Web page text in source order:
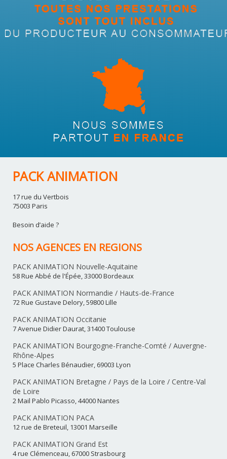
PACK ANIMATION
17 rue du Vertbois
75003 Paris
Besoin d’aide ?
NOS AGENCES EN REGIONS
PACK ANIMATION Nouvelle-Aquitaine
58 Rue Abbé de l'Épée, 33000 Bordeaux
PACK ANIMATION Normandie / Hauts-de-France
72 Rue Gustave Delory, 59800 Lille
PACK ANIMATION Occitanie
7 Avenue Didier Daurat, 31400 Toulouse
PACK ANIMATION Bourgogne-Franche-Comté / Auvergne-
Rhône-Alpes
5 Place Charles Bénaudier, 69003 Lyon
PACK ANIMATION Bretagne / Pays de la Loire / Centre-Val
de Loire
2 Mail Pablo Picasso, 44000 Nantes
PACK ANIMATION PACA
12 rue de Breteuil, 13001 Marseille
PACK ANIMATION Grand Est
4 rue Clémenceau, 67000 Strasbourg